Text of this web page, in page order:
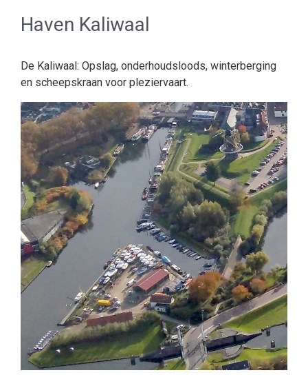
Haven Kaliwaal
De Kaliwaal: Opslag, onderhoudsloods, winterberging
en scheepskraan voor pleziervaart.